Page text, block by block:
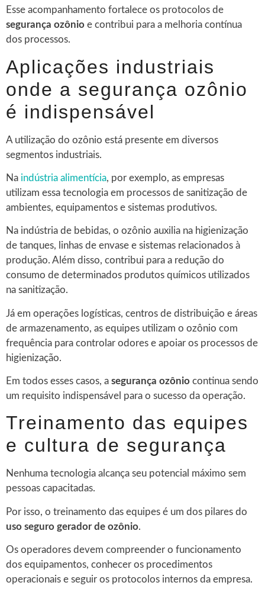
Esse acompanhamento fortalece os protocolos de
segurança ozônio e contribui para a melhoria contínua
dos processos.
Aplicações industriais
onde a segurança ozônio
é indispensável
A utilização do ozônio está presente em diversos
segmentos industriais.
Na indústria alimentícia, por exemplo, as empresas
utilizam essa tecnologia em processos de sanitização de
ambientes, equipamentos e sistemas produtivos.
Na indústria de bebidas, o ozônio auxilia na higienização
de tanques, linhas de envase e sistemas relacionados à
produção. Além disso, contribui para a redução do
consumo de determinados produtos químicos utilizados
na sanitização.
Já em operações logísticas, centros de distribuição e áreas
de armazenamento, as equipes utilizam o ozônio com
frequência para controlar odores e apoiar os processos de
higienização.
Em todos esses casos, a segurança ozônio continua sendo
um requisito indispensável para o sucesso da operação.
Treinamento das equipes
e cultura de segurança
Nenhuma tecnologia alcança seu potencial máximo sem
pessoas capacitadas.
Por isso, o treinamento das equipes é um dos pilares do
uso seguro gerador de ozônio.
Os operadores devem compreender o funcionamento
dos equipamentos, conhecer os procedimentos
operacionais e seguir os protocolos internos da empresa.